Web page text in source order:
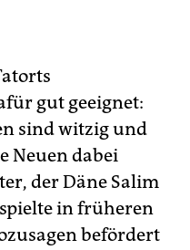
gut geeignet:
sind witzig und
Neuen dabei
der Däne Salim
in früheren
befördert